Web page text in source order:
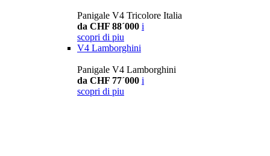
Panigale V4 Tricolore Italia
da CHF 88´000 i
scopri di piu
V4 Lamborghini
Panigale V4 Lamborghini
da CHF 77´000 i
scopri di piu